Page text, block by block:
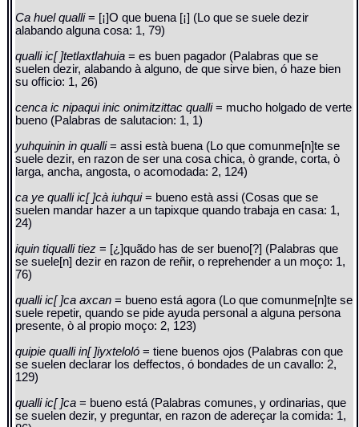
Ca huel qualli= [¡]O que buena [¡] (Lo que se suele dezir
alabando alguna cosa: 1, 79)
qualli ic[ ]tetlaxtlahuia= es buen pagador (Palabras que se
suelen dezir, alabando à alguno, de que sirve bien, ó haze bien
su officio: 1, 26)
cenca ic nipaqui inic onimitzittac qualli= mucho holgado de verte
bueno (Palabras de salutacion: 1, 1)
yuhquinin in qualli= assi està buena (Lo que comunme[n]te se
suele dezir, en razon de ser una cosa chica, ò grande, corta, ò
larga, ancha, angosta, o acomodada: 2, 124)
ca ye qualli ic[ ]cà iuhqui= bueno està assi (Cosas que se
suelen mandar hazer a un tapixque quando trabaja en casa: 1,
24)
iquin tiqualli tiez= [¿]quãdo has de ser bueno[?] (Palabras que
se suele[n] dezir en razon de reñir, o reprehender a un moço: 1,
76)
qualli ic[ ]ca axcan= bueno está agora (Lo que comunme[n]te se
suele repetir, quando se pide ayuda personal a alguna persona
presente, ò al propio moço: 2, 123)
quipie qualli in[ ]iyxteloló= tiene buenos ojos (Palabras con que
se suelen declarar los deffectos, ó bondades de un cavallo: 2,
129)
qualli ic[ ]ca= bueno está (Palabras comunes, y ordinarias, que
se suelen dezir, y preguntar, en razon de adereçar la comida: 1,